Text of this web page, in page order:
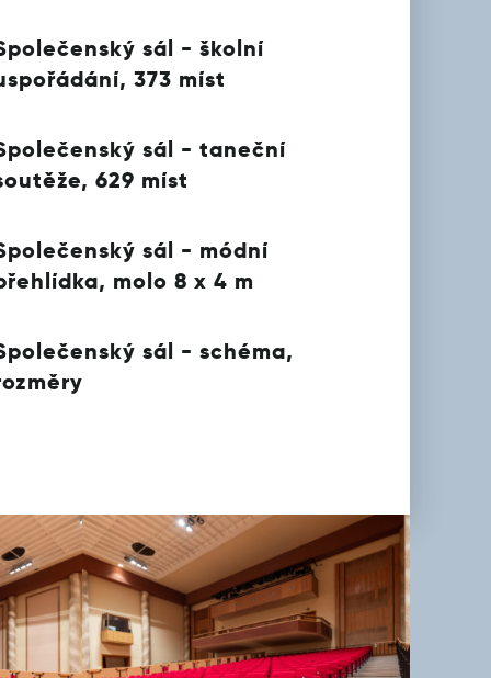
sál - školní
373 míst
sál - taneční
629 míst
sál - módní
molo 8 x 4 m
sál - schéma,